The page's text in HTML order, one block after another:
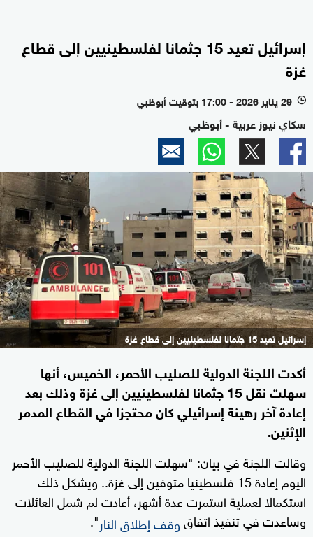
إسرائيل تعيد 15 جثمانا لفلسطينيين إلى قطاع
غزة
l 29 يناير 2026 - 17:00 بتوقيت أبوظبي
سكاي نيوز عربية - أبوظبي
إسرائيل تعيد 15 جثمانا لفلسطينيين إلى قطاع غزة
أكدت اللجنة الدولية للصليب الأحمر، الخميس، أنها
سهلت نقل 15 جثمانا لفلسطينيين إلى غزة وذلك بعد
إعادة آخر رهينة إسرائيلي كان محتجزا في القطاع المدمر
الإثنين.
وقالت اللجنة في بيان: "سهلت اللجنة الدولية للصليب الأحمر
اليوم إعادة 15 فلسطينيا متوفين إلى غزة.. ويشكل ذلك
استكمالا لعملية استمرت عدة أشهر، أعادت لم شمل العائلات
وساعدت في تنفيذ اتفاقوقف إطلاق النار".